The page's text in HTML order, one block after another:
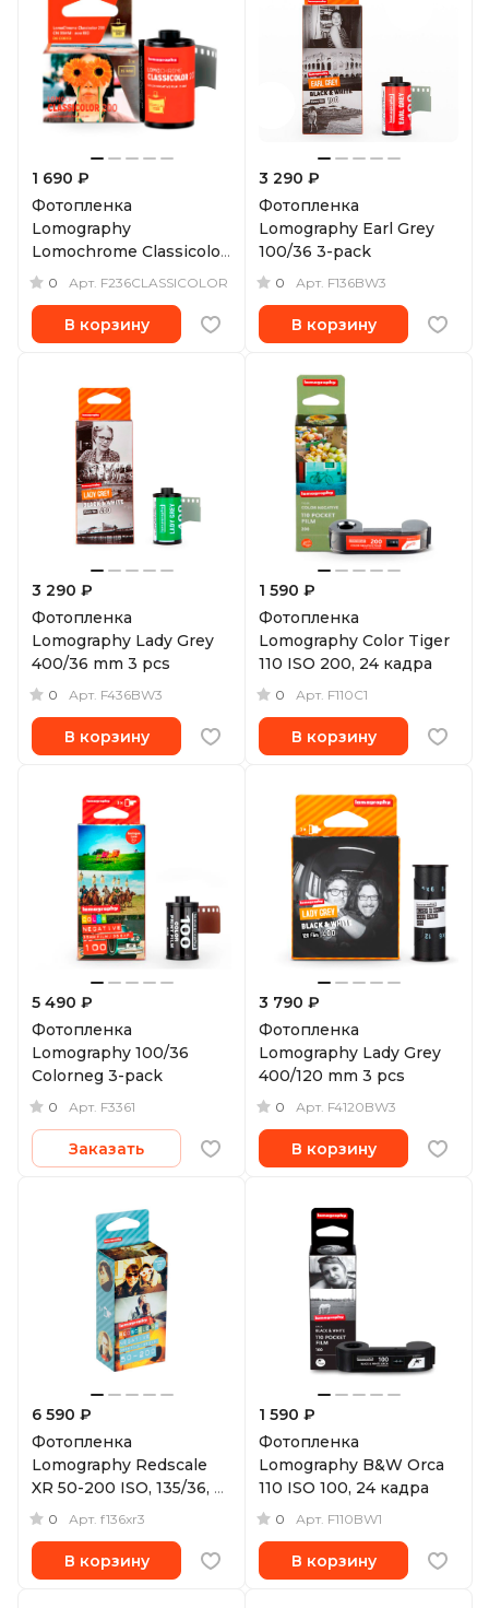
1 690 ₽
Фотопленка
Lomography
Lomochrome Classicolor
200 135/36
0 Арт. F236CLASSICOLOR
В корзину
3 290 ₽
Фотопленка
Lomography Earl Grey
100/36 3-pack
0 Арт. F136BW3
В корзину
3 290 ₽
Фотопленка
Lomography Lady Grey
400/36 mm 3 pcs
0 Арт. F436BW3
В корзину
1 590 ₽
Фотопленка
Lomography Color Tiger
110 ISO 200, 24 кадра
0 Арт. F110C1
В корзину
5 490 ₽
Фотопленка
Lomography 100/36
Colorneg 3-pack
0 Арт. F3361
Заказать
3 790 ₽
Фотопленка
Lomography Lady Grey
400/120 mm 3 pcs
0 Арт. F4120BW3
В корзину
6 590 ₽
Фотопленка
Lomography Redscale
XR 50-200 ISO, 135/36, 3
шт.
0 Арт. f136xr3
В корзину
1 590 ₽
Фотопленка
Lomography B&W Orca
110 ISO 100, 24 кадра
0 Арт. F110BW1
В корзину